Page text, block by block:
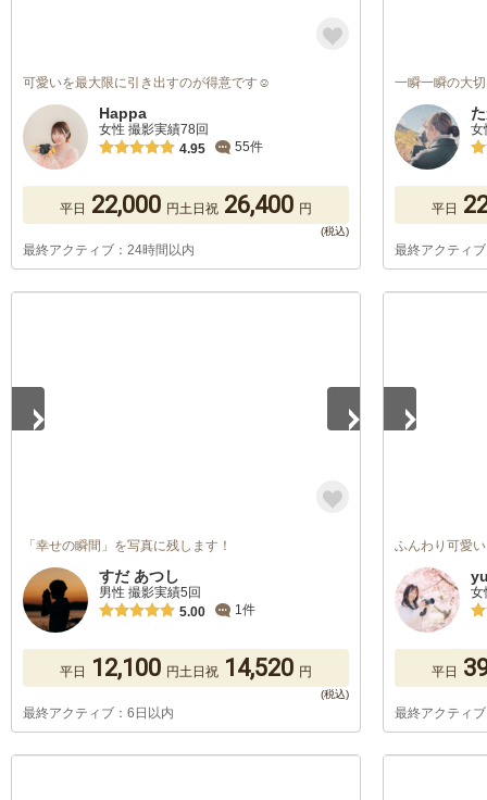
可愛いを最大限に引き出すのが得意です☺️
Happa
女性 撮影実績78回
4.95
55件
平日 22,000 円土日祝 26,400 円
最終アクティブ：24時間以内
一瞬一瞬の大
女
平日
最終アクティ
「幸せの瞬間」を写真に残します！
すだ あつし
男性 撮影実績5回
5.00
1件
平日 12,100 円土日祝 14,520 円
最終アクティブ：6日以内
ふんわり可愛
女
平日
最終アクティ